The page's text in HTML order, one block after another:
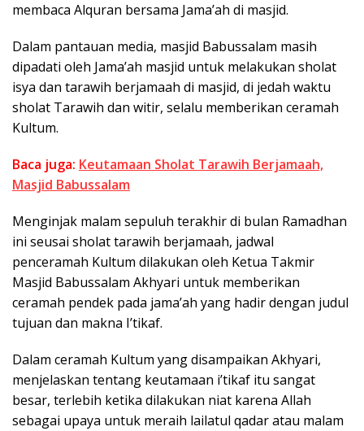
membaca Alquran bersama Jama’ah di masjid.
Dalam pantauan media, masjid Babussalam masih
dipadati oleh Jama’ah masjid untuk melakukan sholat
isya dan tarawih berjamaah di masjid, di jedah waktu
sholat Tarawih dan witir, selalu memberikan ceramah
Kultum.
Baca juga: Keutamaan Sholat Tarawih Berjamaah,
Masjid Babussalam
Menginjak malam sepuluh terakhir di bulan Ramadhan
ini seusai sholat tarawih berjamaah, jadwal
penceramah Kultum dilakukan oleh Ketua Takmir
Masjid Babussalam Akhyari untuk memberikan
ceramah pendek pada jama’ah yang hadir dengan judul
tujuan dan makna I’tikaf.
Dalam ceramah Kultum yang disampaikan Akhyari,
menjelaskan tentang keutamaan i’tikaf itu sangat
besar, terlebih ketika dilakukan niat karena Allah
sebagai upaya untuk meraih lailatul qadar atau malam